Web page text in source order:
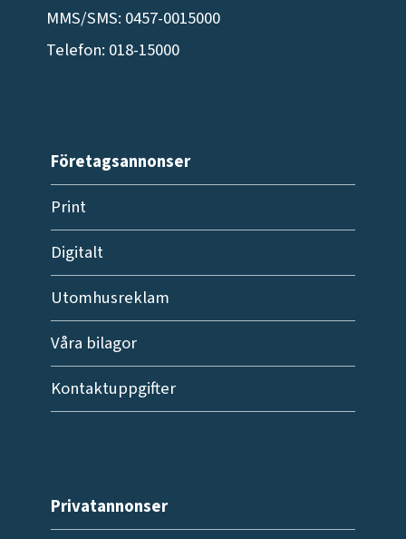
MMS/SMS: 0457-0015000
Telefon: 018-15000
Företagsannonser
Print
Digitalt
Utomhusreklam
Våra bilagor
Kontaktuppgifter
Privatannonser